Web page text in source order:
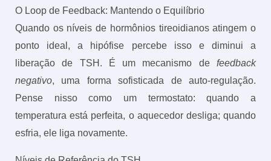
O Loop de Feedback: Mantendo o Equilíbrio
Quando os níveis de hormônios tireoidianos atingem o
ponto ideal, a hipófise percebe isso e diminui a
liberação de TSH. É um mecanismo de feedback
negativo, uma forma sofisticada de auto-regulação.
Pense nisso como um termostato: quando a
temperatura está perfeita, o aquecedor desliga; quando
esfria, ele liga novamente.